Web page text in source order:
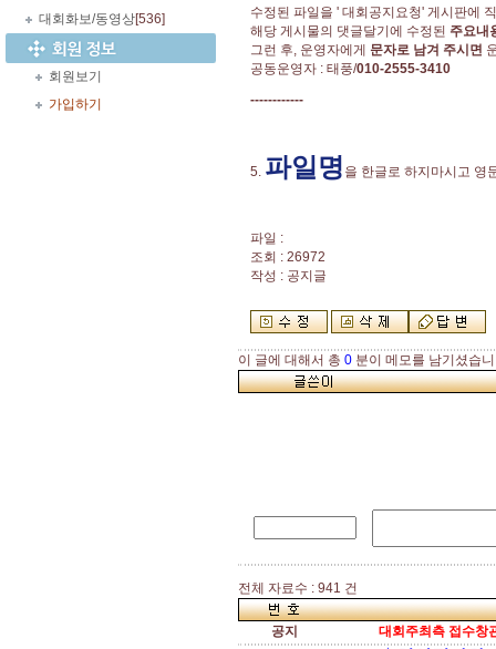
대회화보/동영상[536]
회원보기
가입하기
수정된 파일을 ' 대회공지요청' 게시판에
해당 게시물의 댓글달기에 수정된 주요내
그런 후, 운영자에게 문자로 남겨 주시면
공동운영자 : 태풍/010-2555-3410
------------
5. 파일명 을 한글로 하지마시고 영
파일 :
조회 : 26972
작성 : 공지글
이 글에 대해서 총 0 분이 메모를 남기셨습
전체 자료수 : 941 건
공지
대회주최측 접수창